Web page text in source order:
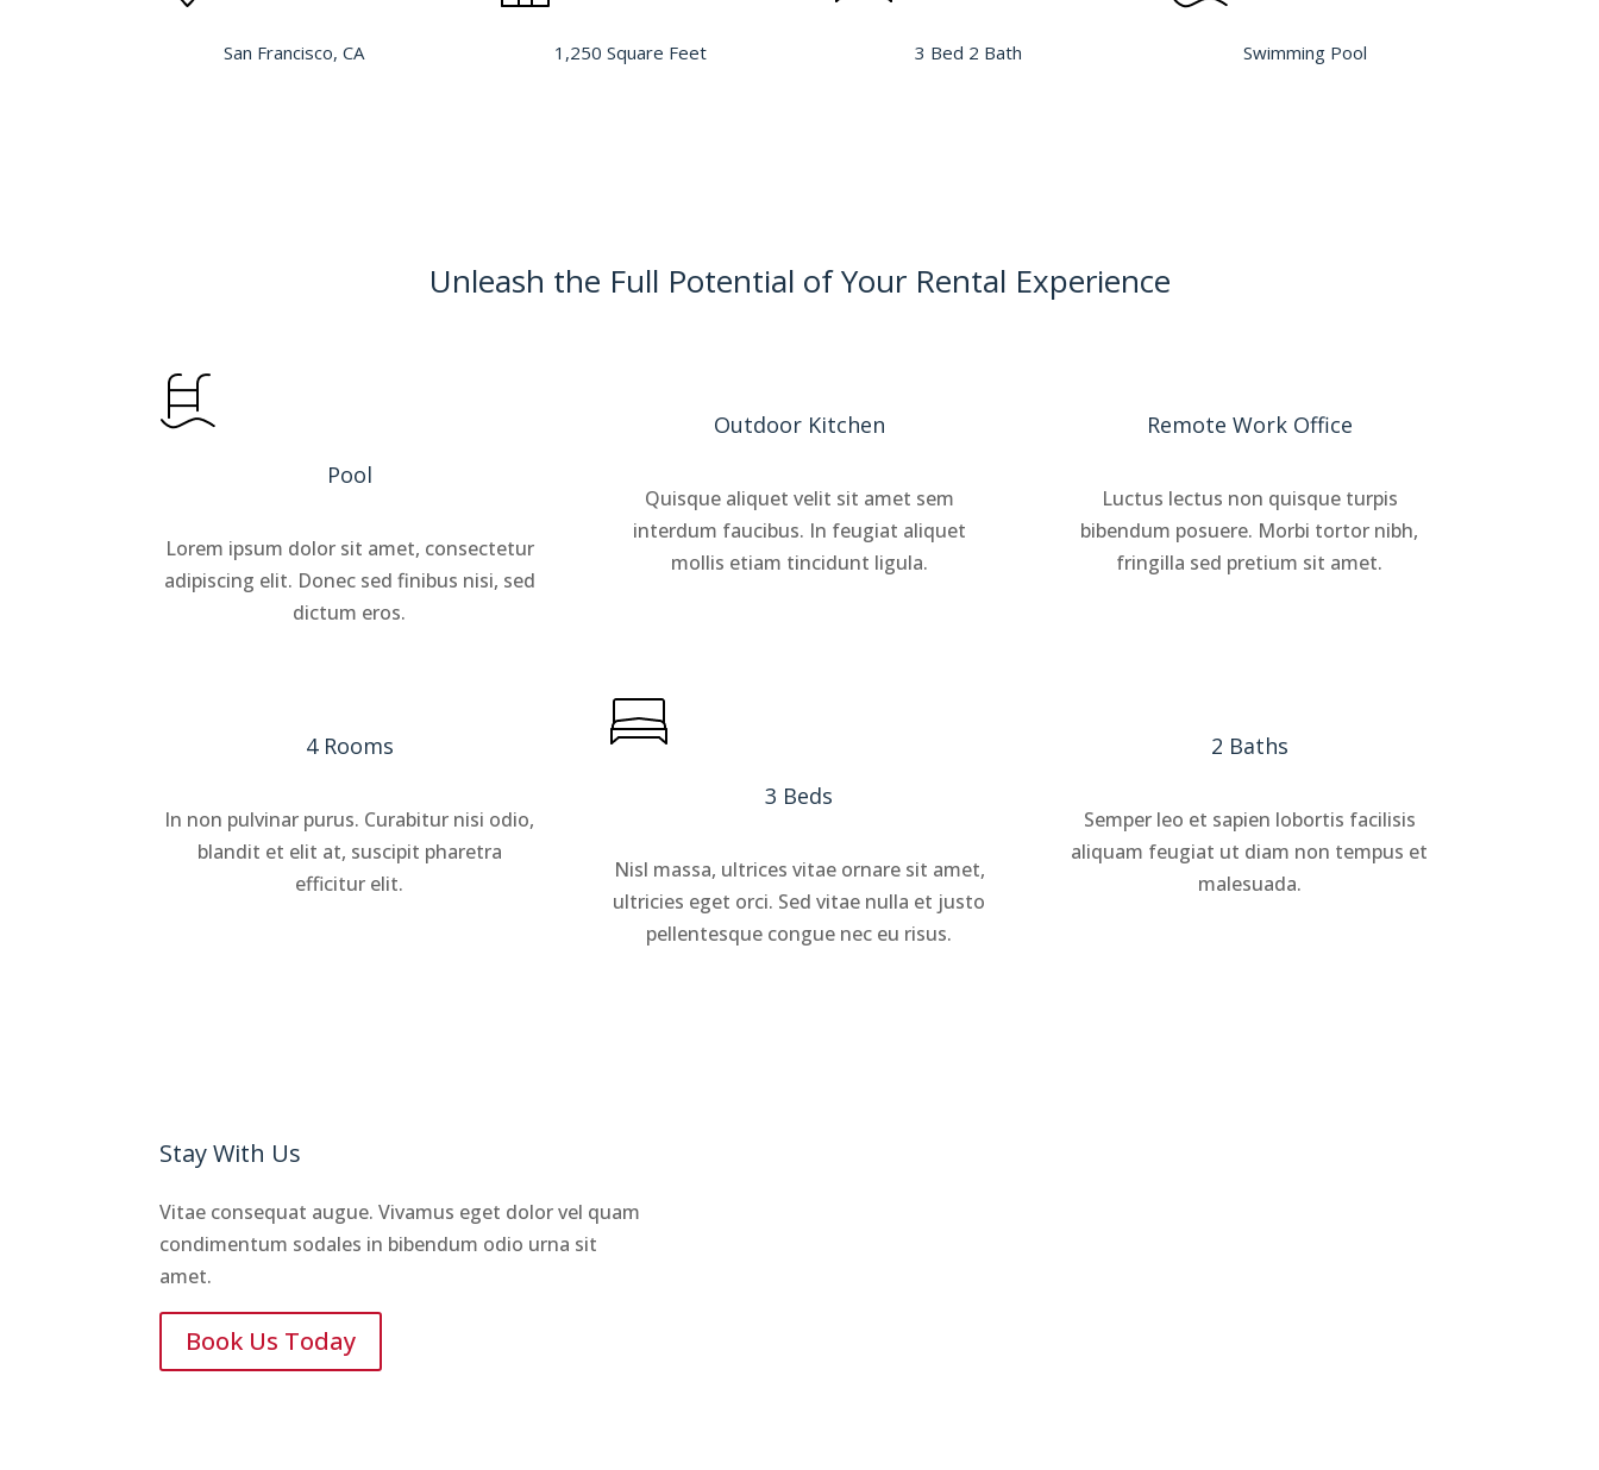
San Francisco, CA 1,250 Square Feet 3 Bed 2 Bath Swimming Pool
Unleash the Full Potential of Your Rental Experience
Pool
Lorem ipsum dolor sit amet, consectetur
adipiscing elit. Donec sed finibus nisi, sed
dictum eros.
Outdoor Kitchen
Quisque aliquet velit sit amet sem
interdum faucibus. In feugiat aliquet
mollis etiam tincidunt ligula.
Remote Work Office
Luctus lectus non quisque turpis
bibendum posuere. Morbi tortor nibh,
fringilla sed pretium sit amet.
4 Rooms
In non pulvinar purus. Curabitur nisi odio,
blandit et elit at, suscipit pharetra
efficitur elit.
3 Beds
Nisl massa, ultrices vitae ornare sit amet,
ultricies eget orci. Sed vitae nulla et justo
pellentesque congue nec eu risus.
2 Baths
Semper leo et sapien lobortis facilisis
aliquam feugiat ut diam non tempus et
malesuada.
Stay With Us
Vitae consequat augue. Vivamus eget dolor vel quam
condimentum sodales in bibendum odio urna sit
amet.
Book Us Today